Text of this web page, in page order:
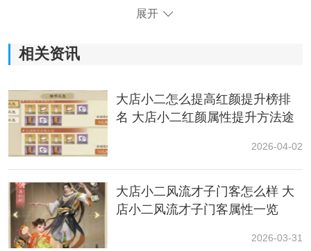
所有榜单活动的排行奖励中均可获得一定数量的神机妙
算卡，这是我们获取神机妙算卡的主要来源。
门客直购&时空扭蛋
展开
相关资讯
大店小二怎么提高红颜提升榜排
名 大店小二红颜属性提升方法途
2026-04-02
大店小二风流才子门客怎么样 大
店小二风流才子门客属性一览
2026-03-31